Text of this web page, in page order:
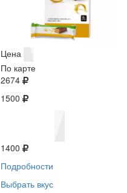
Цена
По карте
2674
1500
1400
Подробности
Выбрать вкус